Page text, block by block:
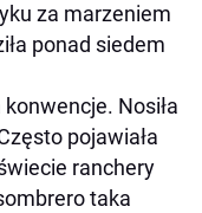
za marzeniem
ponad siedem
Nosiła
pojawiała
ranchery
taka